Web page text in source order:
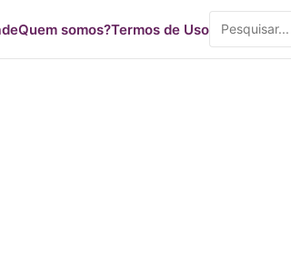
Quem somos?Termos de Uso